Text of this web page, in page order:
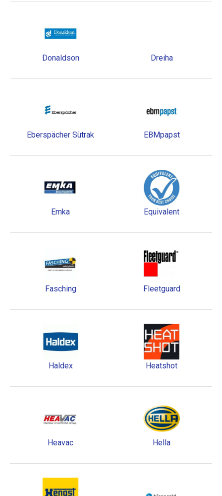
Donaldson Dreiha
Eberspächer Sütrak EBMpapst
Emka Equivalent
Fasching Fleetguard
Haldex Heatshot
Heavac Hella